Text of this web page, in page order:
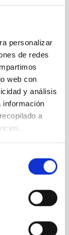
personalizar
de redes
web con
y análisis
información
a
and